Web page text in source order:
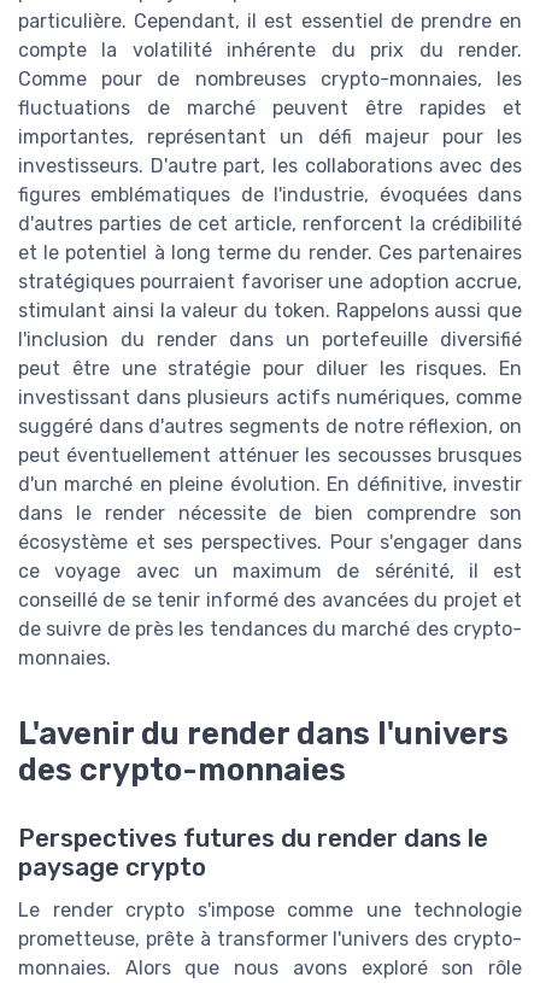
particulière. Cependant, il est essentiel de prendre en
compte la volatilité inhérente du prix du render.
Comme pour de nombreuses crypto-monnaies, les
fluctuations de marché peuvent être rapides et
importantes, représentant un défi majeur pour les
investisseurs. D'autre part, les collaborations avec des
figures emblématiques de l'industrie, évoquées dans
d'autres parties de cet article, renforcent la crédibilité
et le potentiel à long terme du render. Ces partenaires
stratégiques pourraient favoriser une adoption accrue,
stimulant ainsi la valeur du token. Rappelons aussi que
l'inclusion du render dans un portefeuille diversifié
peut être une stratégie pour diluer les risques. En
investissant dans plusieurs actifs numériques, comme
suggéré dans d'autres segments de notre réflexion, on
peut éventuellement atténuer les secousses brusques
d'un marché en pleine évolution. En définitive, investir
dans le render nécessite de bien comprendre son
écosystème et ses perspectives. Pour s'engager dans
ce voyage avec un maximum de sérénité, il est
conseillé de se tenir informé des avancées du projet et
de suivre de près les tendances du marché des crypto-
monnaies.
L'avenir du render dans l'univers
des crypto-monnaies
Perspectives futures du render dans le
paysage crypto
Le render crypto s'impose comme une technologie
prometteuse, prête à transformer l'univers des crypto-
monnaies. Alors que nous avons exploré son rôle